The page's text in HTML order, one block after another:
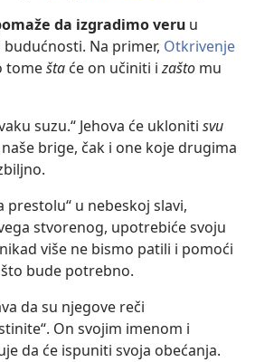
da izgradimo veru u
budućnosti. Na primer, Otkrivenje
tomešta će on učiniti izašto mu
suzu.“ Jehova će ukloniti svu
naše brige, čak i one koje drugima
prestolu“ u nebeskoj slavi,
stvorenog, upotrebiće svoju
više ne bismo patili i pomoći
bude potrebno.
da su njegove reči
On svojim imenom i
da će ispuniti svoja obećanja.